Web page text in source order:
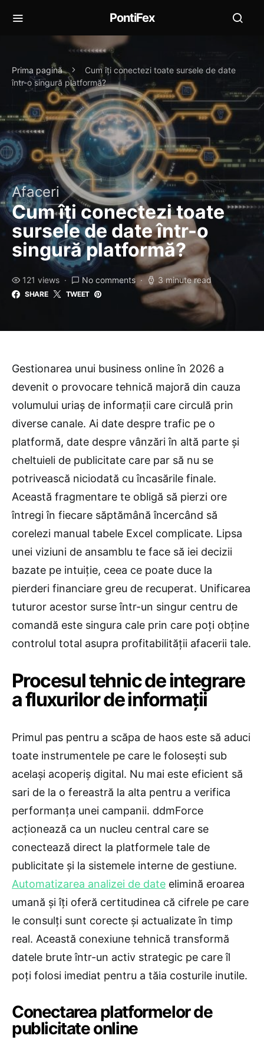
PontiFex
Prima pagină
Cum îți conectezi toate sursele de date
într-o singură platformă?
Afaceri
Cum îți conectezi toate
sursele de date într-o
singură platformă?
121 views No comments 3 minute read
SHARE TWEET
Gestionarea unui business online în 2026 a
devenit o provocare tehnică majoră din cauza
volumului uriaș de informații care circulă prin
diverse canale. Ai date despre trafic pe o
platformă, date despre vânzări în altă parte și
cheltuieli de publicitate care par să nu se
potrivească niciodată cu încasările finale.
Această fragmentare te obligă să pierzi ore
întregi în fiecare săptămână încercând să
corelezi manual tabele Excel complicate. Lipsa
unei viziuni de ansamblu te face să iei decizii
bazate pe intuiție, ceea ce poate duce la
pierderi financiare greu de recuperat. Unificarea
tuturor acestor surse într-un singur centru de
comandă este singura cale prin care poți obține
controlul total asupra profitabilității afacerii tale.
Procesul tehnic de integrare
a fluxurilor de informații
Primul pas pentru a scăpa de haos este să aduci
toate instrumentele pe care le folosești sub
același acoperiș digital. Nu mai este eficient să
sari de la o fereastră la alta pentru a verifica
performanța unei campanii. ddmForce
acționează ca un nucleu central care se
conectează direct la platformele tale de
publicitate și la sistemele interne de gestiune.
Automatizarea analizei de date elimină eroarea
umană și îți oferă certitudinea că cifrele pe care
le consulți sunt corecte și actualizate în timp
real. Această conexiune tehnică transformă
datele brute într-un activ strategic pe care îl
poți folosi imediat pentru a tăia costurile inutile.
Conectarea platformelor de
publicitate online